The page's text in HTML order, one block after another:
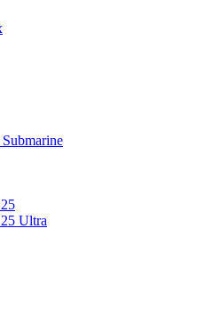
Ultra